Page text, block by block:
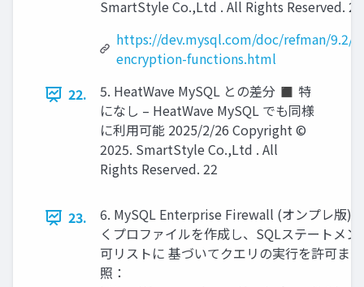
SmartStyle Co.,Ltd . All Rights Reserved. 21
https://dev.mysql.com/doc/refman/9.2/
encryption-functions.html
22.
5. HeatWave MySQL との差分 ◼ 特
になし – HeatWave MySQL でも同様
に利用可能 2025/2/26 Copyright ©
2025. SmartStyle Co.,Ltd . All
Rights Reserved. 22
23.
6. MySQL Enterprise Firewall (オンプレ版)
くプロファイルを作成し、SQLステートメ
可リストに 基づいてクエリの実行を許可ま
照：